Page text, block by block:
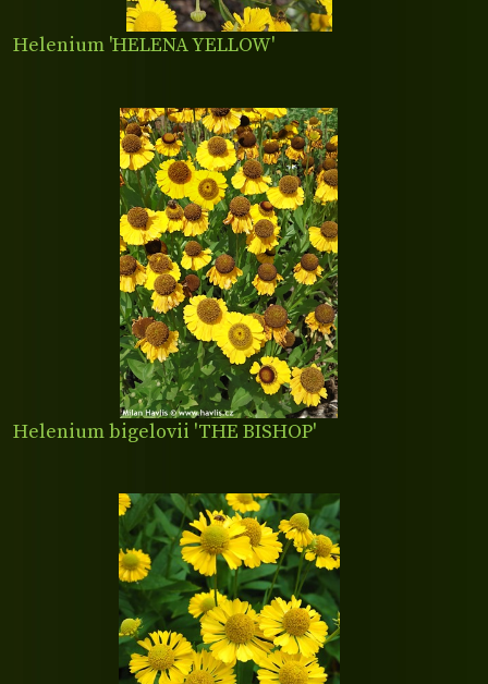
Helenium 'HELENA YELLOW'
Helenium bigelovii 'THE BISHOP'